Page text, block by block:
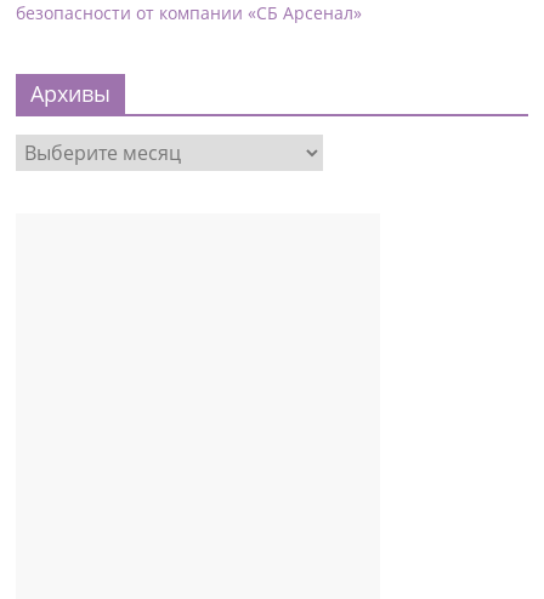
безопасности от компании «СБ Арсенал»
Архивы